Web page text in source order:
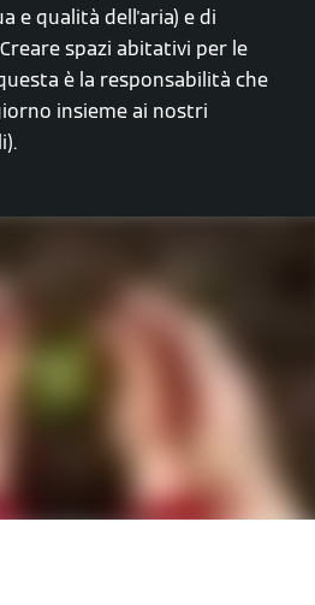
e qualità dell'aria) e di
spazi abitativi per le
è la responsabilità che
insieme ai nostri